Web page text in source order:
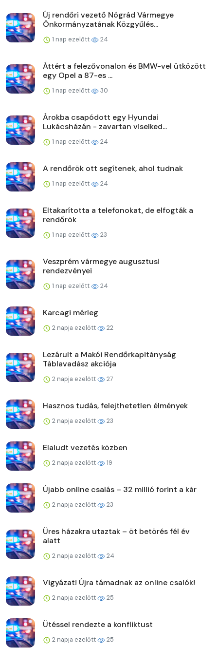
Új rendőri vezető Nógrád Vármegye
Önkormányzatának Közgyűlés...
1 nap ezelőtt 24
Áttért a felezővonalon és BMW-vel ütközött
egy Opel a 87-es ...
1 nap ezelőtt 30
Árokba csapódott egy Hyundai
Lukácsházán - zavartan viselked...
1 nap ezelőtt 24
A rendőrök ott segítenek, ahol tudnak
1 nap ezelőtt 24
Eltakarította a telefonokat, de elfogták a
rendőrök
1 nap ezelőtt 23
Veszprém vármegye augusztusi
rendezvényei
1 nap ezelőtt 24
Karcagi mérleg
2 napja ezelőtt 22
Lezárult a Makói Rendőrkapitányság
Táblavadász akciója
2 napja ezelőtt 27
Hasznos tudás, felejthetetlen élmények
2 napja ezelőtt 23
Elaludt vezetés közben
2 napja ezelőtt 19
Újabb online csalás – 32 millió forint a kár
2 napja ezelőtt 23
Üres házakra utaztak – öt betörés fél év
alatt
2 napja ezelőtt 24
Vigyázat! Újra támadnak az online csalók!
2 napja ezelőtt 25
Ütéssel rendezte a konfliktust
2 napja ezelőtt 25